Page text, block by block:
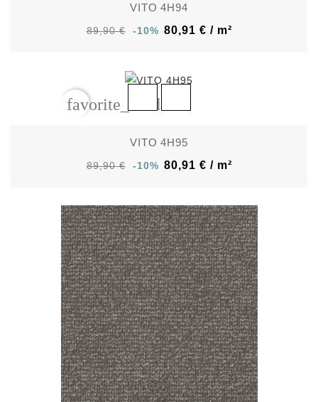
VITO 4H94
89,90 € -10% 80,91 € / m²
favorite_border
VITO 4H95
89,90 € -10% 80,91 € / m²